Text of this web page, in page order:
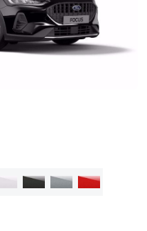
naar
Ga
naar
Ga
naar
Ga
naar